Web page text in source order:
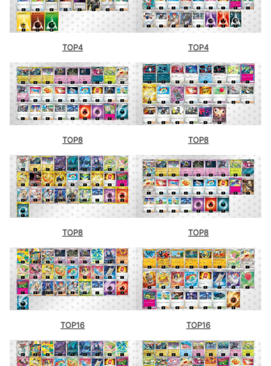
TOP4 TOP4
TOP8 TOP8
TOP8 TOP8
TOP16 TOP16